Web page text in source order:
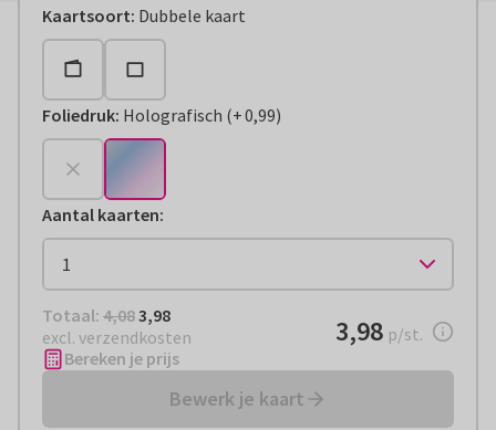
Kaartsoort: Dubbele kaart
Foliedruk: Holografisch (
+€ 0,99
+0,99)
Aantal kaarten:
Totaal: € 3,98
Totaal: 4,083,98
excl. verzendkosten
€ 3,98per stuk
3,98 p/st.
Bereken je prijs
Bewerk je kaart